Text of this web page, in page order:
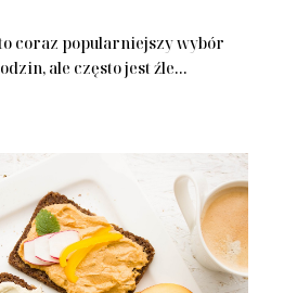
coraz popularniejszy wybór
ale często jest źle...